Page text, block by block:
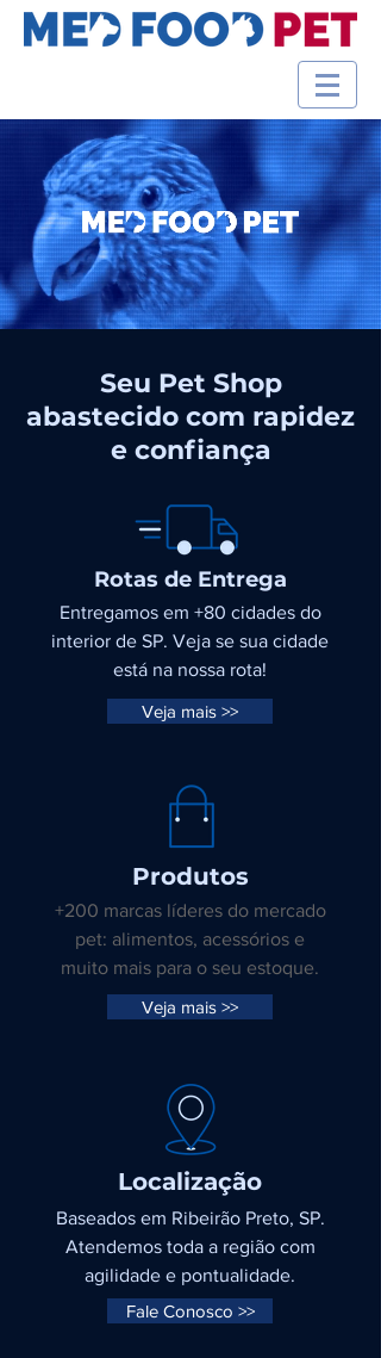
Seu Pet Shop
abastecido com rapidez
e confiança
Rotas de Entrega
Entregamos em +80 cidades do
interior de SP. Veja se sua cidade
está na nossa rota!
Veja mais >>
Produtos
+200 marcas líderes do mercado
pet: alimentos, acessórios e
muito mais para o seu estoque.
Veja mais >>
Localização
Baseados em Ribeirão Preto, SP.
Atendemos toda a região com
agilidade e pontualidade.
Fale Conosco >>